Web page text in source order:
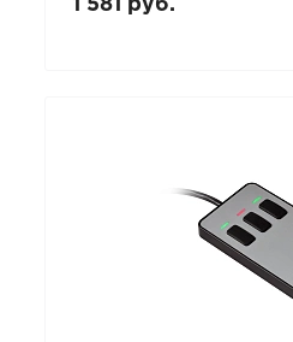
1 581 руб.